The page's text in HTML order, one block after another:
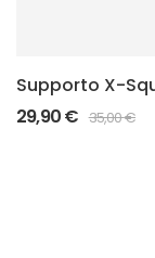
Supporto X-
RONI
29,90€ 35,00€